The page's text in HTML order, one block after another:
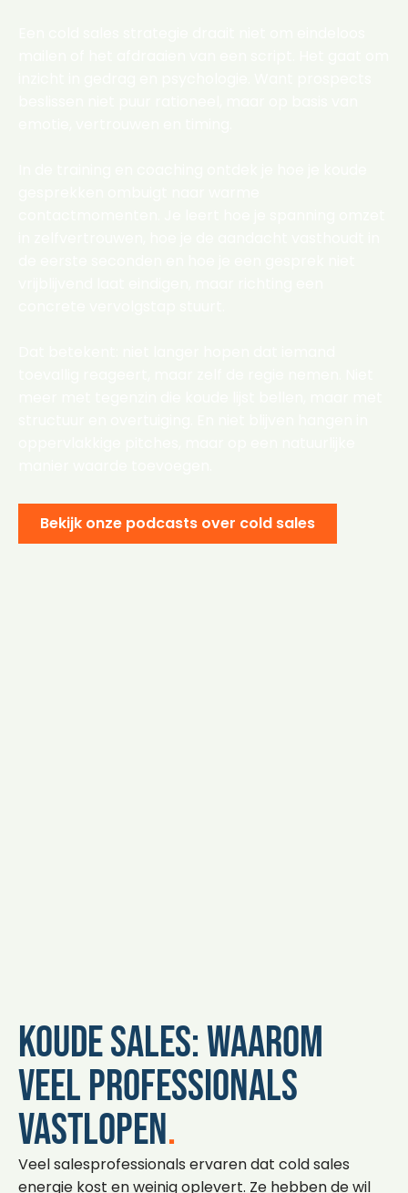
Bekijk onze podcasts over cold sales
Koude sales: waarom
veel professionals
vastlopen.
Veel salesprofessionals ervaren dat cold sales
energie kost en weinig oplevert. Ze hebben de wil